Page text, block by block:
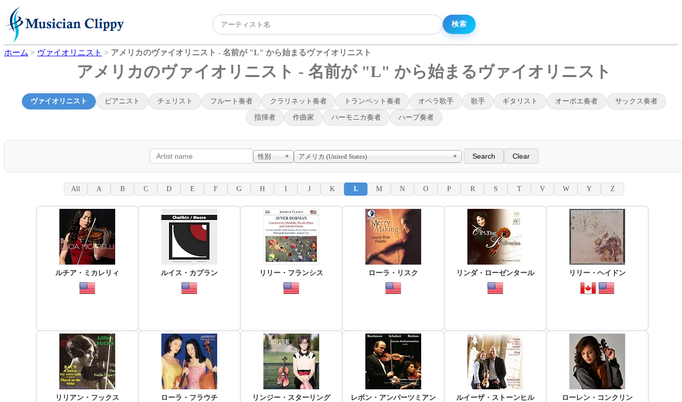
ホーム > ヴァイオリニスト > アメリカのヴァイオリニスト - 名前が "L" から始まるヴァイオリニスト
アメリカのヴァイオリニスト - 名前が "L" から始まるヴァイオリニスト
ヴァイオリニスト ピアニスト チェリスト フルート奏者 クラリネット奏者 トランペット奏者 オペラ歌手 歌手 ギタリスト オーボエ奏者 サックス奏者
指揮者 作曲家 ハーモニカ奏者 ハープ奏者
性別 アメリカ (United States)
All A B C D E F G H I J K L M N O P R S T V W Y Z
ルチア・ミカレリィ ルイス・カプラン リリー・フランシス ローラ・リスク リンダ・ローゼンタール リリー・ヘイドン
リリアン・フックス ローラ・フラウチ リンジー・スターリング レボン・アンバーツミアン ルイーザ・ストーンヒル ローレン・コンクリン